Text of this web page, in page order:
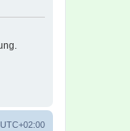
UTC+02:00